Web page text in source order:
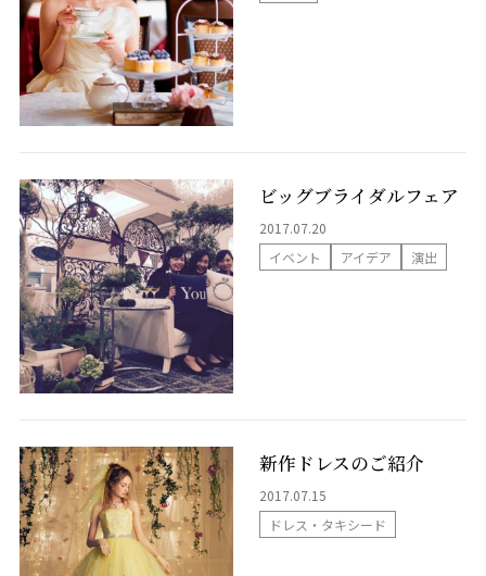
列席者の皆様へ
はじめての式場見学の方へ
ブライダルエステ
スタッフ情報
卒花パーティー・リレフェス
LINEコンシェルジュデスク
カフェ・ランチ
成人式
ビッグブライダルフェア
2017.07.20
イベント
アイデア 演出
新作ドレスのご紹介
2017.07.15
ドレス・タキシード